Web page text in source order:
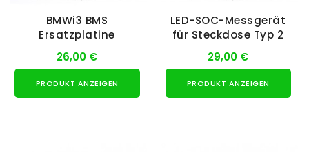
BMWi3 BMS
Ersatzplatine
26,00 €
PRODUKT ANZEIGEN
LED-SOC-Messgerät
für Steckdose Typ 2
29,00 €
PRODUKT ANZEIGEN